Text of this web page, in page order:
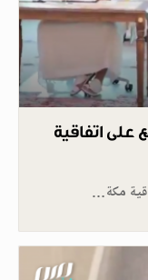
على اتفاقية
مكة…